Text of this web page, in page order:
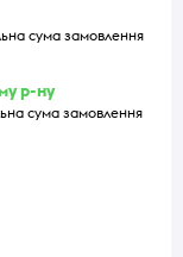
сума замовлення
р-ну
сума замовлення